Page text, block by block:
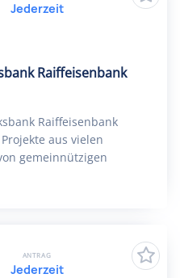
Raiffeisenbank
Raiffeisenbank
aus vielen
gemeinnützigen
Jederzeit
ANTRAG
Jederzeit